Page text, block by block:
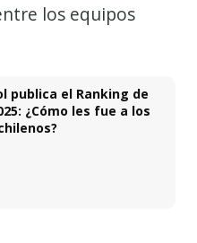
los equipos
publica el Ranking de
¿Cómo les fue a los